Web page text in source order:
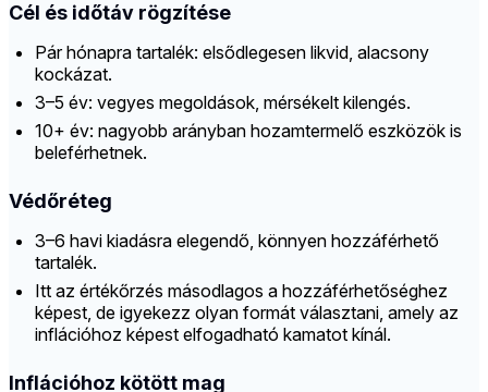
Cél és időtáv rögzítése
Pár hónapra tartalék: elsődlegesen likvid, alacsony
kockázat.
3–5 év: vegyes megoldások, mérsékelt kilengés.
10+ év: nagyobb arányban hozamtermelő eszközök is
beleférhetnek.
Védőréteg
3–6 havi kiadásra elegendő, könnyen hozzáférhető
tartalék.
Itt az értékőrzés másodlagos a hozzáférhetőséghez
képest, de igyekezz olyan formát választani, amely az
inflációhoz képest elfogadható kamatot kínál.
Inflációhoz kötött mag